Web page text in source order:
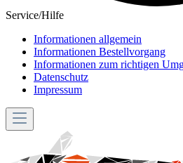
Service/Hilfe
Informationen allgemein
Informationen Bestellvorgang
Informationen zum richtigen
Datenschutz
Impressum